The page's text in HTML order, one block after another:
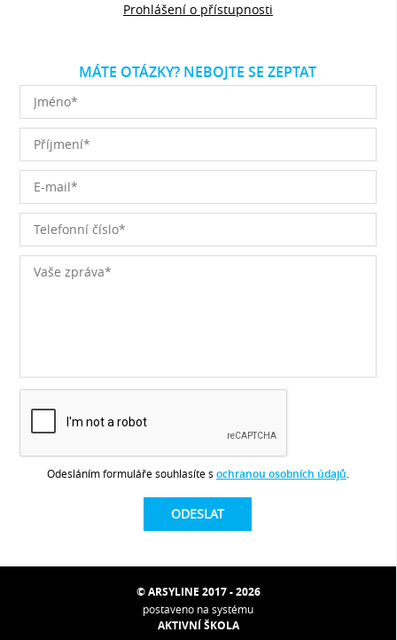
Prohlášení o přístupnosti
MÁTE OTÁZKY? NEBOJTE SE ZEPTAT
Odesláním formuláře souhlasíte s ochranou osobních údajů
© ARSYLINE 2017 - 2026
postaveno na systému
AKTIVNÍ ŠKOLA